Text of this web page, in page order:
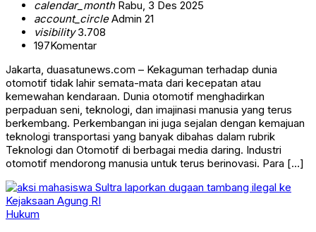
calendar_monthRabu, 3 Des 2025
account_circleAdmin 21
visibility3.708
197Komentar
Jakarta, duasatunews.com – Kekaguman terhadap dunia
otomotif tidak lahir semata-mata dari kecepatan atau
kemewahan kendaraan. Dunia otomotif menghadirkan
perpaduan seni, teknologi, dan imajinasi manusia yang terus
berkembang. Perkembangan ini juga sejalan dengan kemajuan
teknologi transportasi yang banyak dibahas dalam rubrik
Teknologi dan Otomotif di berbagai media daring. Industri
otomotif mendorong manusia untuk terus berinovasi. Para […]
Hukum